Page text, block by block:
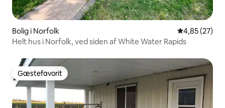
Bolig i Norfolk 4,85 ud af 5 i
4,85 (27)
Helt hus i Norfolk, ved siden af White Water Rapids
Gæstefavorit
Gæstefavorit